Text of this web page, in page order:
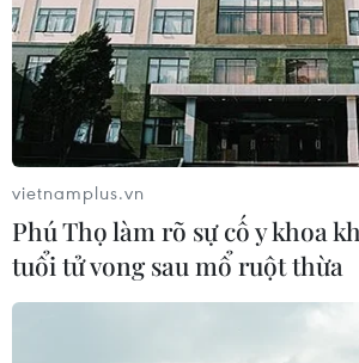
08/08/2026 00:39
Indonesia không áp thuế chống
vietnamplus.vn
Phú Thọ làm rõ sự cố y khoa
tuổi tử vong sau mổ ruột thừa